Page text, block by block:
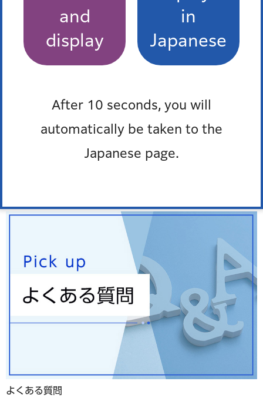
and
display
in
Japanese
After 10 seconds, you will
automatically be taken to the
Japanese page.
Pick up
窓口混雑状況
報道発表
よくある質問